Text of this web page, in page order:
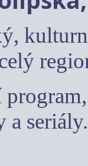
a seriály.